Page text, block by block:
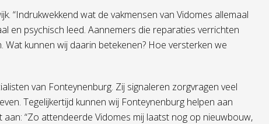
“Indrukwekkend wat de vakmensen van Vidomes allemaal
en psychisch leed. Aannemers die reparaties verrichten
kunnen wij daarin betekenen? Hoe versterken we
van Fonteynenburg. Zij signaleren zorgvragen veel
Tegelijkertijd kunnen wij Fonteynenburg helpen aan
“Zo attendeerde Vidomes mij laatst nog op nieuwbouw,